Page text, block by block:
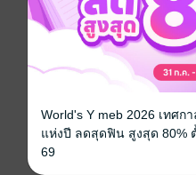
World's Y meb 2026 เทศ
แห่งปี ลดสุดฟิน สูงสุด 80%
69